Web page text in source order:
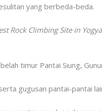
yang berbeda-beda.
Rock Climbing Site in
timur Pantai Siung,
gugusan pantai-pantai